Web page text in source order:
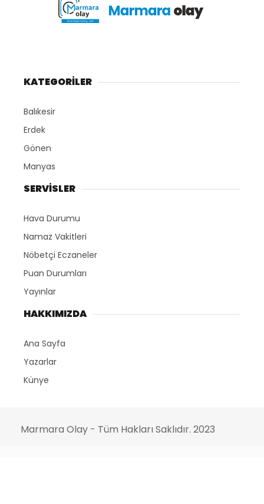
KATEGORİLER
Balıkesir
Erdek
Gönen
Manyas
SERVİSLER
Hava Durumu
Namaz Vakitleri
Nöbetçi Eczaneler
Puan Durumları
Yayınlar
HAKKIMIZDA
Ana Sayfa
Yazarlar
Künye
Marmara Olay - Tüm Hakları Saklıdır. 2023